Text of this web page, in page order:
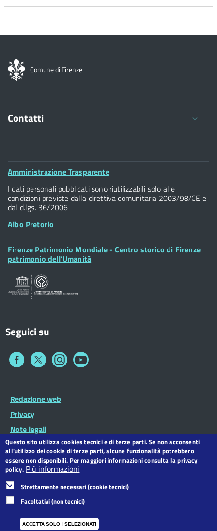
Comune di Firenze
Contatti
Comune di Firenze
Palazzo Vecchio
Piazza della Signoria - 50122, Firenze
Posta Elettronica Certificata
Footer
Amministrazione Trasparente
I dati personali pubblicati sono riutilizzabili solo alle
condizioni previste dalla direttiva comunitaria 2003/98/CE e
dal d.lgs. 36/2006
Albo Pretorio
Footer
Widget
Firenze Patrimonio Mondiale - Centro storico di Firenze
patrimonio dell’Umanità
Seguici su
Collegamento
Collegamento
a
Collegamento
a
Collegamento
a
Widget
Footer
menu
Redazione web
Privacy
Note legali
Dichiarazione di accessibilità
CC BY 3.0 IT
Questo sito utilizza cookies tecnici e di terze parti. Se non acconsenti
all'utilizzo dei cookie di terze parti, alcune funzionalità potrebbero
essere non disponibili. Per maggiori informazioni consulta la privacy
policy. Più informazioni
Strettamente necessari (cookie tecnici)
Facoltativi (non tecnici)
ACCETTA SOLO I SELEZIONATI